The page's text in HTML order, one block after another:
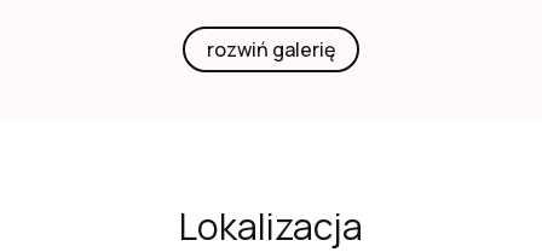
rozwiń galerię
Lokalizacja